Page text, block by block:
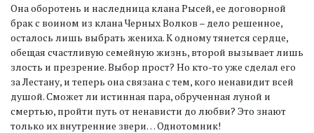
Она оборотень и наследница клана Рысей, ее договорной
брак с воином из клана Черных Волков – дело решенное,
осталось лишь выбрать жениха. К одному тянется сердце,
обещая счастливую семейную жизнь, второй вызывает лишь
злость и презрение. Выбор прост? Но кто-то уже сделал его
за Лестану, и теперь она связана с тем, кого ненавидит всей
душой. Сможет ли истинная пара, обрученная луной и
смертью, пройти путь от ненависти до любви? Это знают
только их внутренние звери… Однотомник!